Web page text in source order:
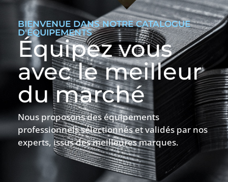
BIENVENUE DANS NOTRE CATALOGUE
D'ÉQUIPEMENTS
Équipez vous
avec le meilleur
du marché
Nous proposons des équipements
professionnels sélectionnés et validés par nos
experts, issus des meilleures marques.